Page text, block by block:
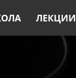
ЛЕКЦИИ